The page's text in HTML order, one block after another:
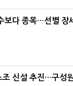
보다 종목…선별 장
조 신설 추진…구성